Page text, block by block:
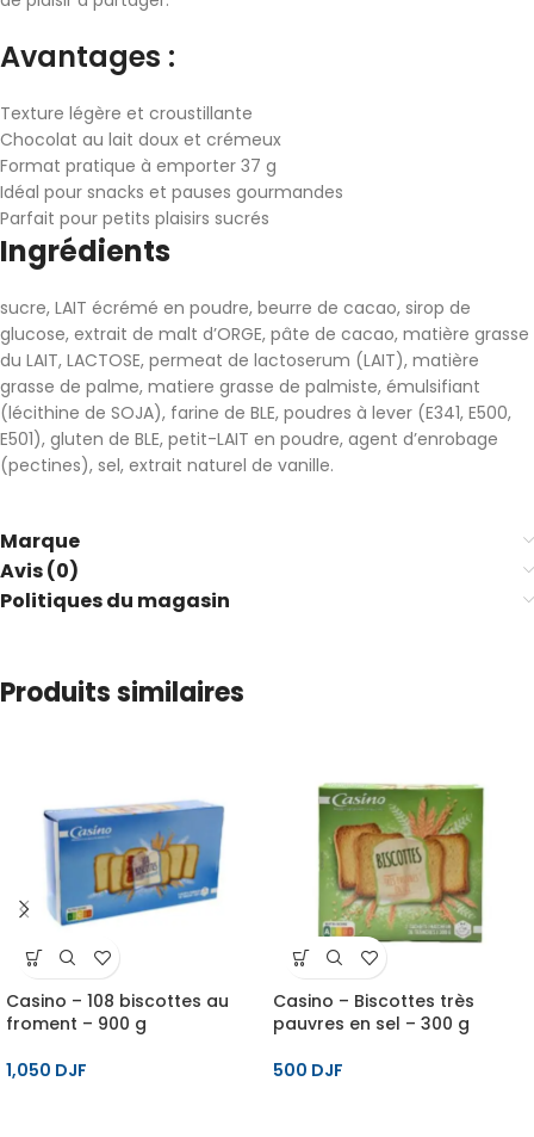
Avantages :
Texture légère et croustillante
Chocolat au lait doux et crémeux
Format pratique à emporter 37 g
Idéal pour snacks et pauses gourmandes
Parfait pour petits plaisirs sucrés
Ingrédients
sucre, LAIT écrémé en poudre, beurre de cacao, sirop de
glucose, extrait de malt d’ORGE, pâte de cacao, matière grasse
du LAIT, LACTOSE, permeat de lactoserum (LAIT), matière
grasse de palme, matiere grasse de palmiste, émulsifiant
(lécithine de SOJA), farine de BLE, poudres à lever (E341, E500,
E501), gluten de BLE, petit-LAIT en poudre, agent d’enrobage
(pectines), sel, extrait naturel de vanille.
Marque
Avis (0)
Politiques du magasin
Produits similaires
Casino – 108 biscottes au
froment – 900 g
1,050 DJF
Casino – Biscottes très
pauvres en sel – 300 g
500 DJF